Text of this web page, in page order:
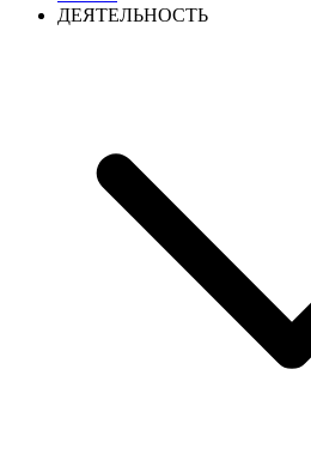
ДЕЯТЕЛЬНОСТЬ